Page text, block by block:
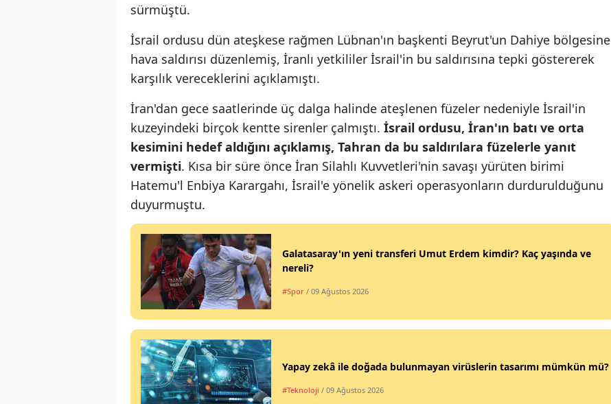
Ordu
Rize
Samsun
Siirt
Tokat
Tunceli
Uşak
sürmüştü.
İsrail ordusu dün ateşkese rağmen Lübnan'ın başkenti Beyrut'un Dahiye bölgesine
hava saldırısı düzenlemiş, İranlı yetkililer İsrail'in bu saldırısına tepki göstererek
karşılık vereceklerini açıklamıştı.
İran'dan gece saatlerinde üç dalga halinde ateşlenen füzeler nedeniyle İsrail'in
kuzeyindeki birçok kentte sirenler çalmıştı. İsrail ordusu, İran'ın batı ve orta
kesimini hedef aldığını açıklamış, Tahran da bu saldırılara füzelerle yanıt
vermişti. Kısa bir süre önce İran Silahlı Kuvvetleri'nin savaşı yürüten birimi
Hatemu'l Enbiya Karargahı, İsrail'e yönelik askeri operasyonların durdurulduğunu
duyurmuştu.
Galatasaray'ın yeni transferi Umut Erdem kimdir? Kaç yaşında ve
nereli?
#Spor / 09 Ağustos 2026
Yapay zekâ ile doğada bulunmayan virüslerin tasarımı mümkün mü?
#Teknoloji / 09 Ağustos 2026